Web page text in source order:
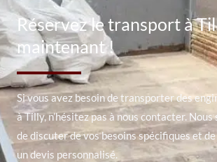
Réservez le transport à
maintenant !
Si vous avez besoin de transporter des
à Tilly, n’hésitez pas à nous contacter.
de discuter de vos besoins spécifiques et
un devis personnalisé.